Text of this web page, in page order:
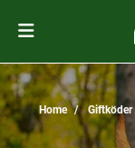
Home Giftköder